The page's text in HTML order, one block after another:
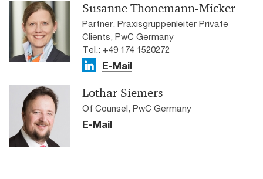
Susanne Thonemann-Micker
Partner, Praxisgruppenleiter Private
Clients, PwC Germany
Tel.: +49 174 1520272
E-Mail
Lothar Siemers
Of Counsel, PwC Germany
E-Mail